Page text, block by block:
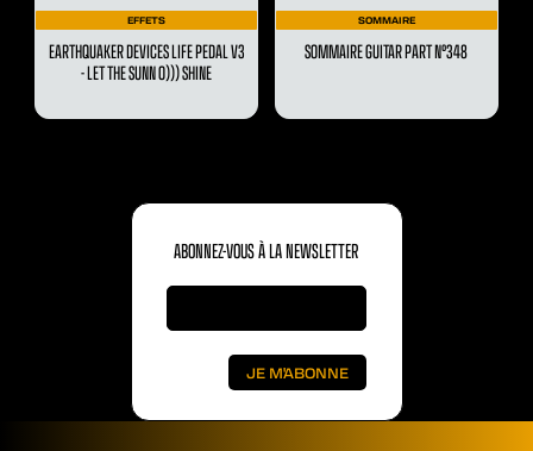
EFFETS
EARTHQUAKER DEVICES LIFE PEDAL V3
- LET THE SUNN O))) SHINE
SOMMAIRE
SOMMAIRE GUITAR PART N°348
ABONNEZ-VOUS À LA NEWSLETTER